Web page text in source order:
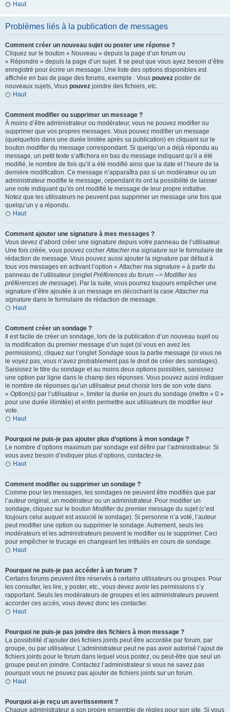
Haut
Problèmes liés à la publication de messages
Comment créer un nouveau sujet ou poster une réponse ?
Cliquez sur le bouton « Nouveau » depuis la page d’un forum ou
« Répondre » depuis la page d’un sujet. Il se peut que vous ayez besoin d’être
enregistré pour écrire un message. Une liste des options disponibles est
affichée en bas de page des forums, exemple : Vous pouvez poster de
nouveaux sujets, Vous pouvez joindre des fichiers, etc.
Haut
Comment modifier ou supprimer un message ?
À moins d’être administrateur ou modérateur, vous ne pouvez modifier ou
supprimer que vos propres messages. Vous pouvez modifier un message
(quelquefois dans une durée limitée après sa publication) en cliquant sur le
bouton modifierdu message correspondant. Si quelqu’un a déjà répondu au
message, un petit texte s’affichera en bas du message indiquant qu’il a été
modifié, le nombre de fois qu’il a été modifié ainsi que la date et l’heure de la
dernière modification. Ce message n’apparaîtra pas si un modérateur ou un
administrateur modifie le message, cependant ils ont la possibilité de laisser
une note indiquant qu’ils ont modifié le message de leur propre initiative.
Notez que les utilisateurs ne peuvent pas supprimer un message une fois que
quelqu’un y a répondu.
Haut
Comment ajouter une signature à mes messages ?
Vous devez d’abord créer une signature depuis votre panneau de l’utilisateur.
Une fois créée, vous pouvez cocherAttacher ma signature sur le formulaire de
rédaction de message. Vous pouvez aussi ajouter la signature par défaut à
tous vos messages en activant l’option « Attacher ma signature » à partir du
panneau de l’utilisateur (ongletPréférences du forum --> Modifier les
préférences de message). Par la suite, vous pourrez toujours empêcher une
signature d’être ajoutée à un message en décochant la caseAttacher ma
signature dans le formulaire de rédaction de message.
Haut
Comment créer un sondage ?
Il est facile de créer un sondage, lors de la publication d’un nouveau sujet ou
la modification du premier message d’un sujet (si vous en avez les
permissions), cliquez sur l’ongletSondage sous la partie message (si vous ne
le voyez pas, vous n’avez probablement pas le droit de créer des sondages).
Saisissez le titre du sondage et au moins deux options possibles, saisissez
une option par ligne dans le champ des réponses. Vous pouvez aussi indiquer
le nombre de réponses qu’un utilisateur peut choisir lors de son vote dans
« Option(s) par l’utilisateur », limiter la durée en jours du sondage (mettre « 0 »
pour une durée illimitée) et enfin permettre aux utilisateurs de modifier leur
vote.
Haut
Pourquoi ne puis-je pas ajouter plus d’options à mon sondage ?
Le nombre d’options maximum par sondage est défini par l’administrateur. Si
vous avez besoin d’indiquer plus d’options, contactez-le.
Haut
Comment modifier ou supprimer un sondage ?
Comme pour les messages, les sondages ne peuvent être modifiés que par
l’auteur original, un modérateur ou un administrateur. Pour modifier un
sondage, cliquez sur le bouton Modifierdu premier message du sujet (c’est
toujours celui auquel est associé le sondage). Si personne n’a voté, l’auteur
peut modifier une option ou supprimer le sondage. Autrement, seuls les
modérateurs et les administrateurs peuvent le modifier ou le supprimer. Ceci
pour empêcher le trucage en changeant les intitulés en cours de sondage.
Haut
Pourquoi ne puis-je pas accéder à un forum ?
Certains forums peuvent être réservés à certains utilisateurs ou groupes. Pour
les consulter, les lire, y poster, etc., vous devez avoir les permissions s’y
rapportant. Seuls les modérateurs de groupes et les administrateurs peuvent
accorder ces accès, vous devez donc les contacter.
Haut
Pourquoi ne puis-je pas joindre des fichiers à mon message ?
La possibilité d’ajouter des fichiers joints peut être accordée par forum, par
groupe, ou par utilisateur. L’administrateur peut ne pas avoir autorisé l’ajout de
fichiers joints pour le forum dans lequel vous postez, ou peut-être que seul un
groupe peut en joindre. Contactez l’administrateur si vous ne savez pas
pourquoi vous ne pouvez pas ajouter de fichiers joints sur un forum.
Haut
Pourquoi ai-je reçu un avertissement ?
Chaque administrateur a son propre ensemble de règles pour son site. Si vous